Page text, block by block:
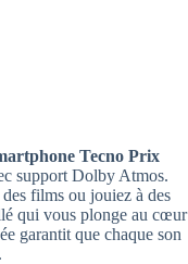
Tecno Prix
support Dolby Atmos.
films ou jouiez à des
qui vous plonge au cœur
garantit que chaque son